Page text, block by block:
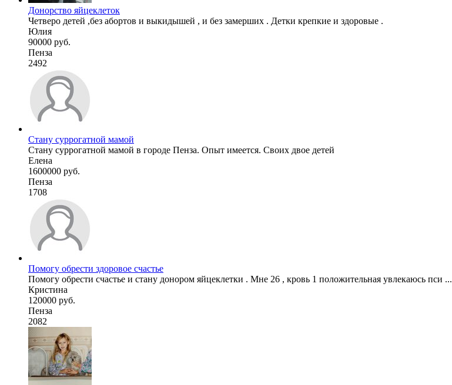
Донорство яйцеклеток
Четверо детей ,без абортов и выкидышей , и без замерших . Детки крепкие и здоровые .
Юлия
90000 руб.
Пенза
2492
Стану суррогатной мамой
Стану суррогатной мамой в городе Пенза. Опыт имеется. Своих двое детей
Елена
1600000 руб.
Пенза
1708
Помогу обрести здоровое счастье
Помогу обрести счастье и стану донором яйцеклетки . Мне 26 , кровь 1 положительная увлекаюсь пси ...
Кристина
120000 руб.
Пенза
2082